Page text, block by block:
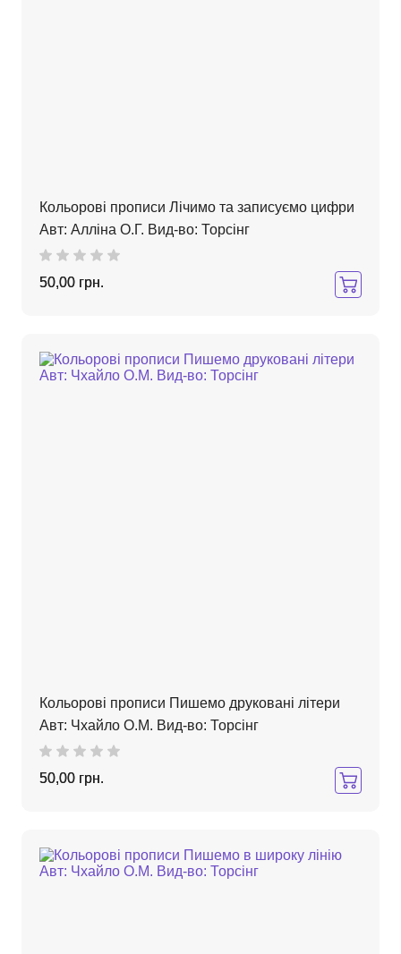
Кольорові прописи Лічимо та записуємо цифри
Авт: Алліна О.Г. Вид-во: Торсінг
50,00 грн.
Кольорові прописи Пишемо друковані літери
Авт: Чхайло О.М. Вид-во: Торсінг
50,00 грн.